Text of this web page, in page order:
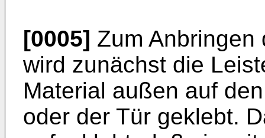
[0005] Zum
wird zunächst die
Material außen auf
oder der Tür geklebt.